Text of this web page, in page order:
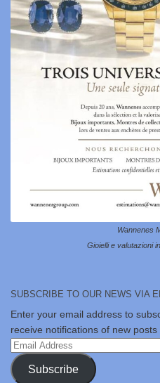
Wannenes
Gioielli e valutazioni
SUBSCRIBE TO OUR NEWS VIA
Enter your email address to
receive notifications of new posts
Email
Address
Subscribe